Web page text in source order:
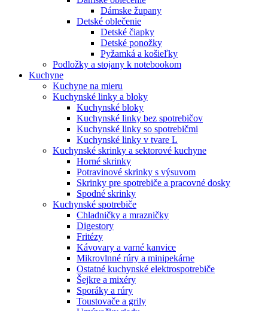
Dámske župany
Detské oblečenie
Detské čiapky
Detské ponožky
Pyžamká a košieľky
Podložky a stojany k notebookom
Kuchyne
Kuchyne na mieru
Kuchynské linky a bloky
Kuchynské bloky
Kuchynské linky bez spotrebičov
Kuchynské linky so spotrebičmi
Kuchynské linky v tvare L
Kuchynské skrinky a sektorové kuchyne
Horné skrinky
Potravinové skrinky s výsuvom
Skrinky pre spotrebiče a pracovné dosky
Spodné skrinky
Kuchynské spotrebiče
Chladničky a mrazničky
Digestory
Fritézy
Kávovary a varné kanvice
Mikrovlnné rúry a minipekárne
Ostatné kuchynské elektrospotrebiče
Šejkre a mixéry
Sporáky a rúry
Toustovače a grily